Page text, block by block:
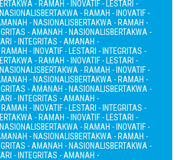
- RAMAH - INOVATIF - LESTARI -
BERTAKWA - RAMAH - INOVATIF -
- NASIONALISBERTAKWA - RAMAH -
- AMANAH - NASIONALISBERTAKWA -
- INTEGRITAS - AMANAH -
- INOVATIF - LESTARI - INTEGRITAS -
- RAMAH - INOVATIF - LESTARI -
BERTAKWA - RAMAH - INOVATIF -
- NASIONALISBERTAKWA - RAMAH -
- AMANAH - NASIONALISBERTAKWA -
- INTEGRITAS - AMANAH -
- INOVATIF - LESTARI - INTEGRITAS -
- RAMAH - INOVATIF - LESTARI -
BERTAKWA - RAMAH - INOVATIF -
- NASIONALISBERTAKWA - RAMAH -
- AMANAH - NASIONALISBERTAKWA -
- INTEGRITAS - AMANAH -